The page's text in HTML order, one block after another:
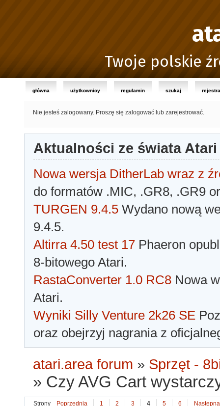
Twoje polskie
główna użytkownicy regulamin szukaj
Nie jesteś zalogowany. Proszę się zalogować lub zarejestrować.
Aktualności ze świata Atari
Nowa wersja DitherLab wraz z
do formatów .MIC, .GR8, .GR9
TURGEN 9.4.5 Wydano nową
9.4.5.
Altirra 4.50 test 17 Phaeron
8-bitowego Atari.
RastaConverter 1.0 RC8 Nowa
Atari.
Wyniki Silly Venture 2k26 SE
oraz obejrzyj nagrania z
atari.area forum » Sprzęt -
» Czy AVG Cart
Strony Poprzednia 1 2 3 4 5 6 Następna